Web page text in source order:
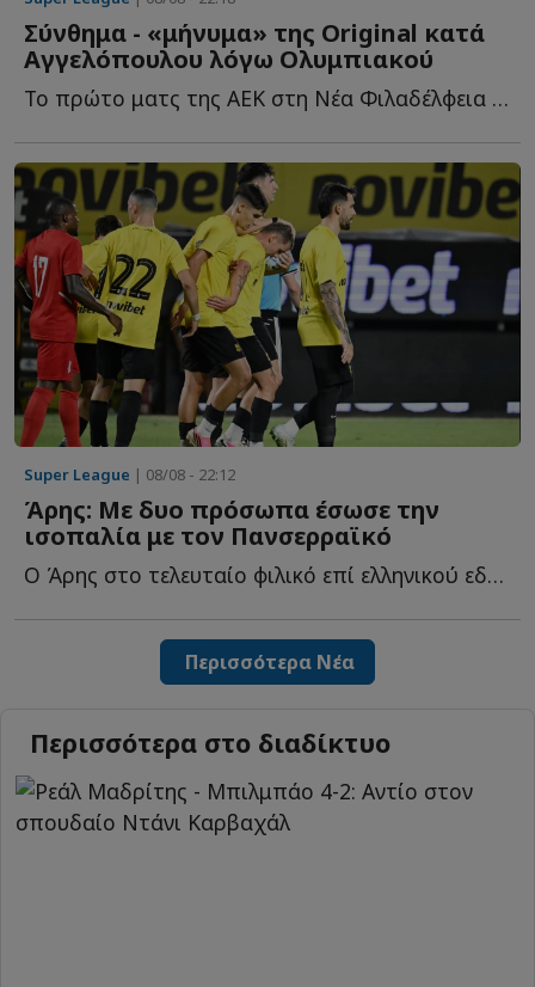
Σύνθημα - «μήνυμα» της Original κατά
Αγγελόπουλου λόγω Ολυμπιακού
Το πρώτο ματς της ΑΕΚ στη Νέα Φιλαδέλφεια για τη νέα σ...
Super League | 08/08 - 22:12
Άρης: Με δυο πρόσωπα έσωσε την
ισοπαλία με τον Πανσερραϊκό
Ο Άρης στο τελευταίο φιλικό επί ελληνικού εδάφους πριν α...
Περισσότερα Νέα
Περισσότερα στο διαδίκτυο